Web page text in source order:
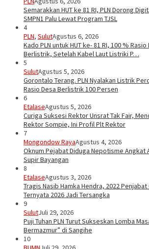
Semarakkan HUT ke 81 RI, PLN Dorong
SMPN1 Palu Lewat Program TJSL
4
PLN, SulutAgustus 6, 2026
Kado PLN untuk HUT ke- 81 RI, 100 %
Berlistrik, Setelah Kabel Laut Listriki P…
5
SulutAgustus 5, 2026
Gorontalo Terang. PLN Nyalakan Listrik
Rasio Desa Berlistrik 100 Persen
6
EtalaseAgustus 5, 2026
Curiga Suksesi Rektor Unsrat Tak Fair,
Rektor Sompie, Ini Profil Plt Rektor
7
Mongondow RayaAgustus 4, 2026
Oknum Pejabat Diduga Nepotisme Angkat
Supir Bayangan
8
EtalaseAgustus 3, 2026
Tragis Nasib Hamka Hendra, 2022
Ternyata 2026 Jadi Tersangka
9
SulutJuli 29, 2026
Puji Tuhan PLN Turut Sukseskan Lomba
Bermazmur” di Sangihe
10